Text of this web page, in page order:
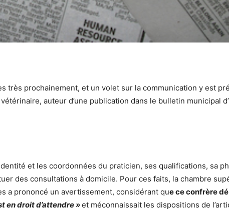
prochainement, et un volet sur la communication y est
auteur d’une publication dans le bulletin municipal
et les coordonnées du praticien, ses qualifications, sa
des consultations à domicile. Pour ces faits, la chambre
a prononcé un avertissement, considérant que ce confrère
en droit d’attendre »et méconnaissait les dispositions de